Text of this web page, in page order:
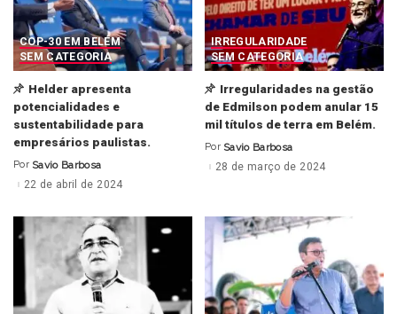
COP-30 EM BELÉM
SEM CATEGORIA
Helder apresenta
potencialidades e
sustentabilidade para
empresários paulistas.
Posted
by
Por Savio Barbosa
22 de abril de 2024
IRREGULARIDADE
SEM CATEGORIA
Irregularidades na gestão
de Edmilson podem anular 15
mil títulos de terra em Belém.
Posted
by
Por Savio Barbosa
28 de março de 2024